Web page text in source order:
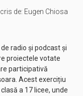
de: Eugen Chiosa
radio și podcast și
proiectele votate
participativă
Acest exercițiu
a 17 licee, unde